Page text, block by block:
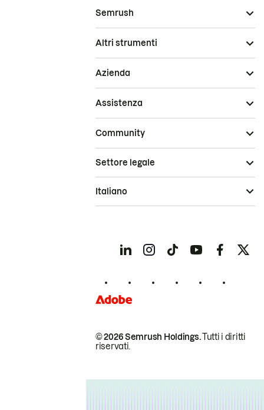
Semrush
Altri strumenti
Azienda
Assistenza
Community
© 2026 Semrush Holdings.Tutti i diritti
riservati.
Settore legale
Italiano